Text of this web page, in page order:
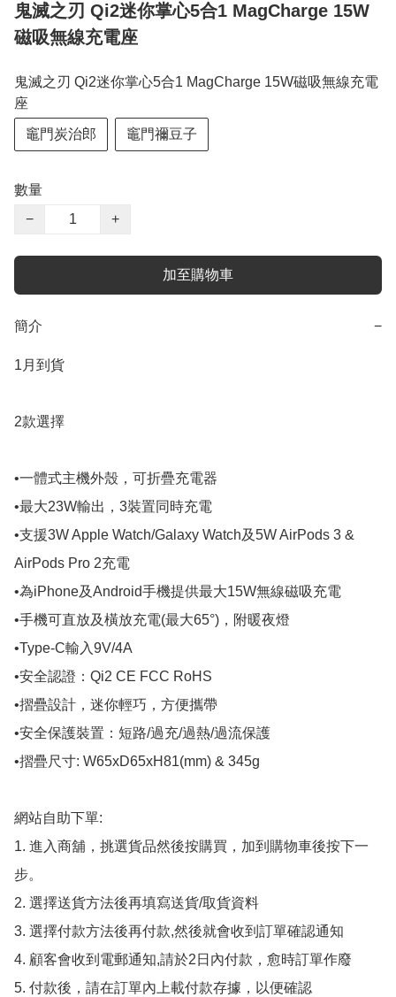
鬼滅之刃 Qi2迷你掌心5合1 MagCharge 15W
磁吸無線充電座
鬼滅之刃 Qi2迷你掌心5合1 MagCharge 15W磁吸無線充電
座
竈門炭治郎 竈門禰豆子
數量
−
+
加至購物車
簡介 −
1月到貨
2款選擇
•一體式主機外殼，可折疊充電器
•最大23W輸出，3裝置同時充電
•支援3W Apple Watch/Galaxy Watch及5W AirPods 3 &
AirPods Pro 2充電
•為iPhone及Android手機提供最大15W無線磁吸充電
•手機可直放及橫放充電(最大65°)，附暖夜燈
•Type-C輸入9V/4A
•安全認證：Qi2 CE FCC RoHS
•摺疊設計，迷你輕巧，方便攜帶
•安全保護裝置：短路/過充/過熱/過流保護
•摺疊尺寸: W65xD65xH81(mm) & 345g
網站自助下單:
1. 進入商舖，挑選貨品然後按購買，加到購物車後按下一
步。
2. 選擇送貨方法後再填寫送貨/取貨資料
3. 選擇付款方法後再付款,然後就會收到訂單確認通知
4. 顧客會收到電郵通知,請於2日內付款，愈時訂單作廢
5. 付款後，請在訂單內上載付款存據，以便確認